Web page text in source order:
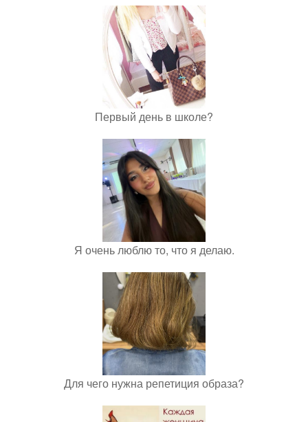
Первый день в школе?
Я очень люблю то, что я делаю.
Для чего нужна репетиция образа?